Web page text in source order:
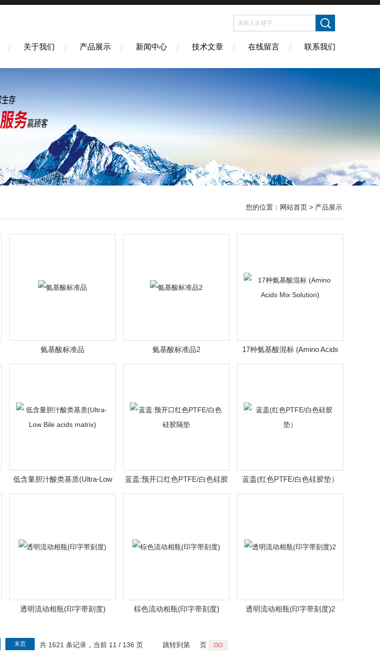
关于我们 产品展示 新闻中心 技术文章 在线留言 联系我们
您的位置： 网站首页 > 产品展示
氨基酸标准品 氨基酸标准品2
17种氨基酸混标 (Amino Acids
Mix Solution)
低含量胆汁酸类基质(Ultra-Low
Bile acids matrix)
蓝盖:预开口红色PTFE/白色硅胶
隔垫
蓝盖(红色PTFE/白色硅胶垫）
透明流动相瓶(印字带刻度) 棕色流动相瓶(印字带刻度) 透明流动相瓶(印字带刻度)2
共 1621 条记录，当前 11 / 136 页
末页 跳转到第 页